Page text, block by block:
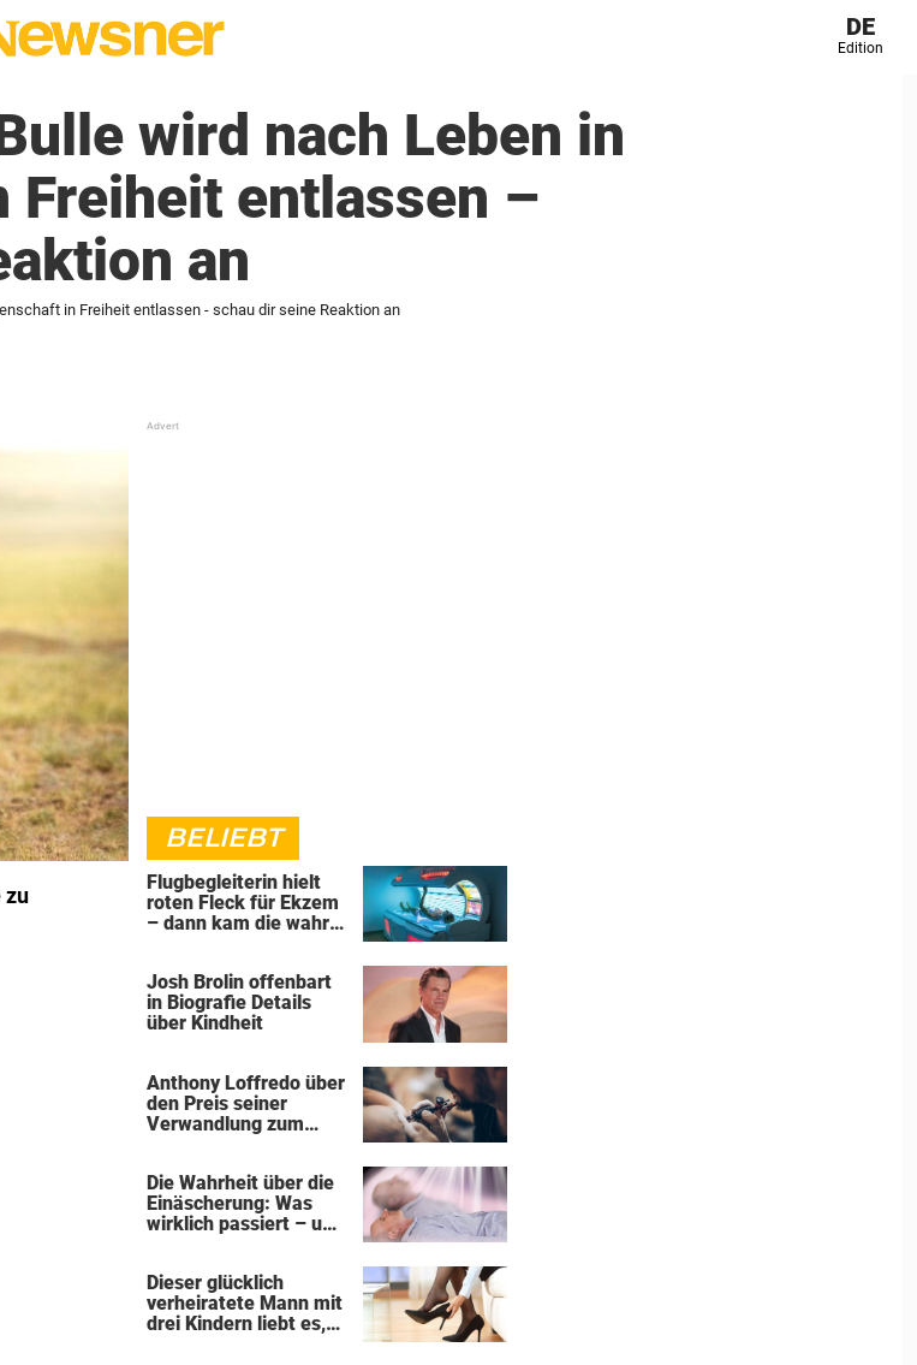
DE
Edition
wird nach Leben in
Freiheit entlassen –
an
in Freiheit entlassen - schau dir seine Reaktion an
zu
BELIEBT
Flugbegleiterin hielt
roten Fleck für Ekzem
– dann kam die wahre
Josh Brolin offenbart
in Biografie Details
über Kindheit
Anthony Loffredo über
den Preis seiner
Verwandlung zum
Die Wahrheit über die
Einäscherung: Was
wirklich passiert – und
Dieser glücklich
verheiratete Mann mit
drei Kindern liebt es,